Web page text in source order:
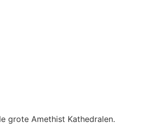
grote Amethist Kathedralen.